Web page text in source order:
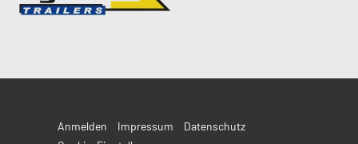
Anmelden Impressum
Datenschutz